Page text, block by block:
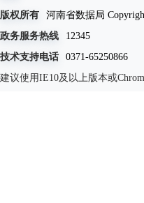
版权所有
河南省数据局
政务服务热线
12345
技术支持电话
0371-65250866
建议使用IE10及以上版本或